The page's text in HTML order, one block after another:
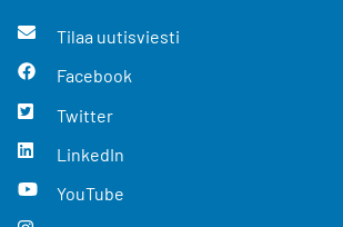
Tilaa uutisviesti
Facebook
Twitter
LinkedIn
YouTube